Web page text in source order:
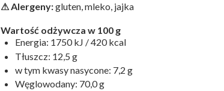
⚠ Alergeny:gluten, mleko, jajka
Wartość odżywcza w 100 g
Energia: 1750 kJ / 420 kcal
Tłuszcz: 12,5 g
w tym kwasy nasycone: 7,2 g
Węglowodany: 70,0 g